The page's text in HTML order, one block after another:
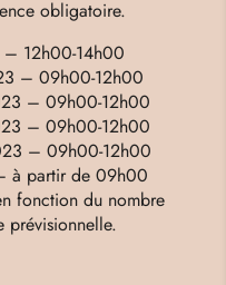
obligatoire.
12h00-14h00
– 09h00-12h00
– 09h00-12h00
– 09h00-12h00
– 09h00-12h00
à partir de 09h00
fonction du nombre
prévisionnelle.